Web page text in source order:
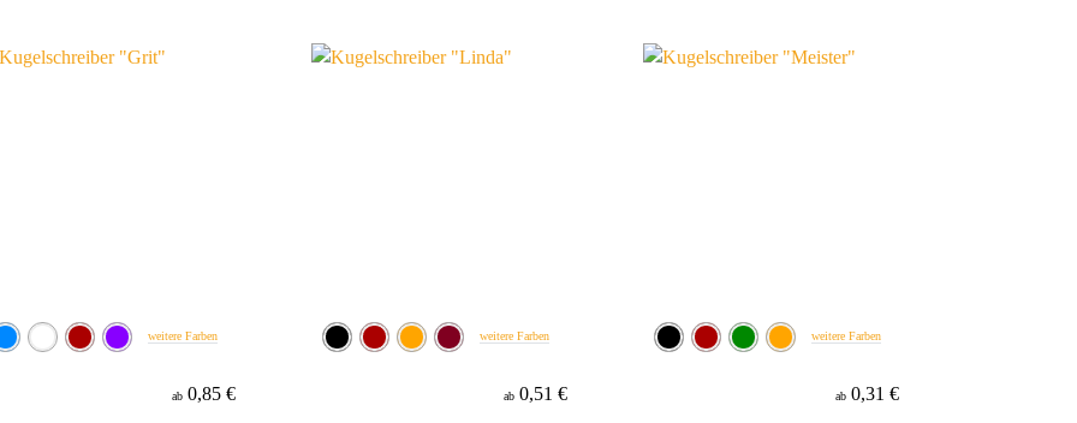
weitere Farben
ab 0,85 €
weitere Farben
ab 0,51 €
weitere Farben
ab 0,31 €